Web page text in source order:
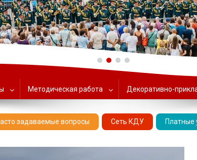
Центр
Методическая работа Декоративно-
задаваемые вопросы Сеть КДУ Платные